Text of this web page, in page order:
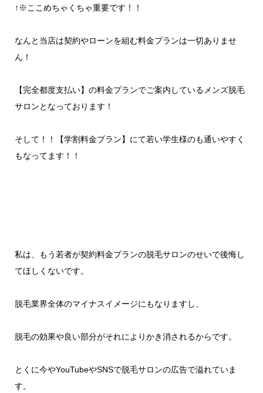
↑※ここめちゃくちゃ重要です！！
なんと当店は契約やローンを組む料金プランは一切ありませ
ん！
【完全都度支払い】の料金プランでご案内しているメンズ脱毛
サロンとなっております！
そして！！【学割料金プラン】にて若い学生様のも通いやすく
もなってます！！
私は、もう若者が契約料金プランの脱毛サロンのせいで後悔し
てほしくないです。
脱毛業界全体のマイナスイメージにもなりますし、
脱毛の効果や良い部分がそれによりかき消されるからです。
とくに今やYouTubeやSNSで脱毛サロンの広告で溢れていま
す。